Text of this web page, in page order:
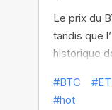
Le prix du
tandis que
historique
#BTC
#hot